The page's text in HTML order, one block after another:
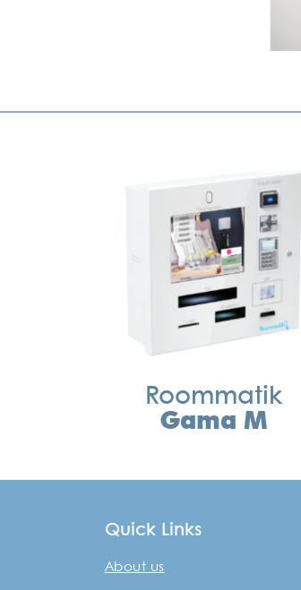
Roommatik
Gama M
Quick Links
About us